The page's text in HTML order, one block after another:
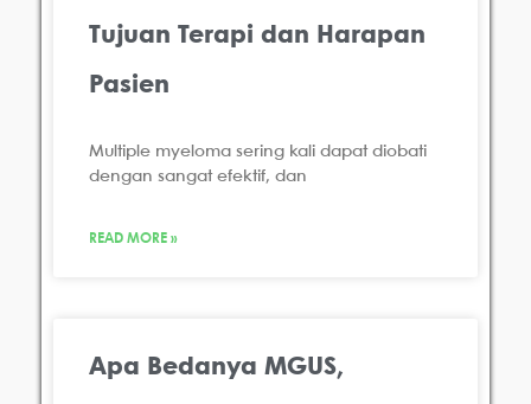
Tujuan Terapi dan Harapan
Pasien
Multiple myeloma sering kali dapat diobati
dengan sangat efektif, dan
READ MORE »
Apa Bedanya MGUS,